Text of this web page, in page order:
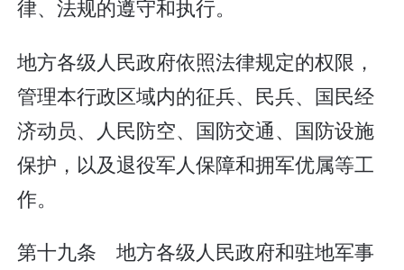
律、法规的遵守和执行。
地方各级人民政府依照法律规定的权限，
管理本行政区域内的征兵、民兵、国民经
济动员、人民防空、国防交通、国防设施
保护，以及退役军人保障和拥军优属等工
作。
第十九条 地方各级人民政府和驻地军事